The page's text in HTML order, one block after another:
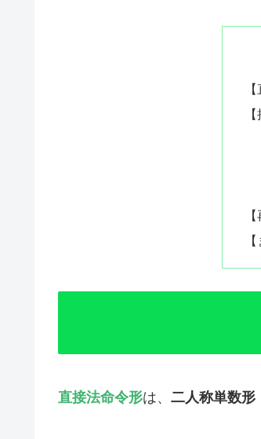
直接法命令形は、 二人称単数形